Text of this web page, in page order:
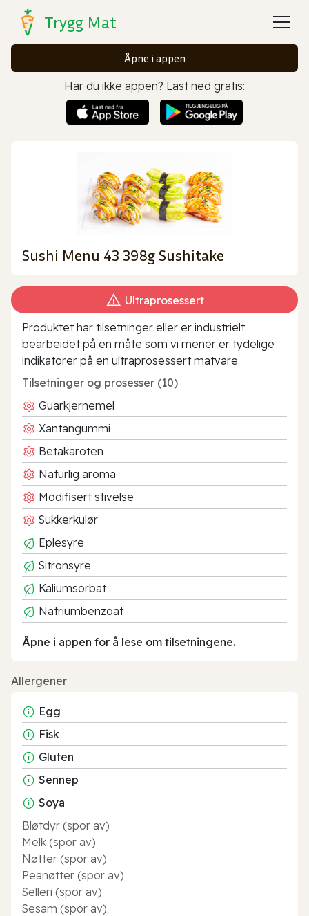
Trygg Mat
Åpne i appen
Har du ikke appen? Last ned gratis:
Sushi Menu 43 398g Sushitake
Ultraprosessert
Produktet har tilsetninger eller er industrielt
bearbeidet på en måte som vi mener er tydelige
indikatorer på en ultraprosessert matvare.
Tilsetninger og prosesser (10)
Guarkjernemel
Xantangummi
Betakaroten
Naturlig aroma
Modifisert stivelse
Sukkerkulør
Eplesyre
Sitronsyre
Kaliumsorbat
Natriumbenzoat
Åpne i appen for å lese om tilsetningene.
Allergener
Egg
Fisk
Gluten
Sennep
Soya
Bløtdyr (spor av)
Melk (spor av)
Nøtter (spor av)
Peanøtter (spor av)
Selleri (spor av)
Sesam (spor av)